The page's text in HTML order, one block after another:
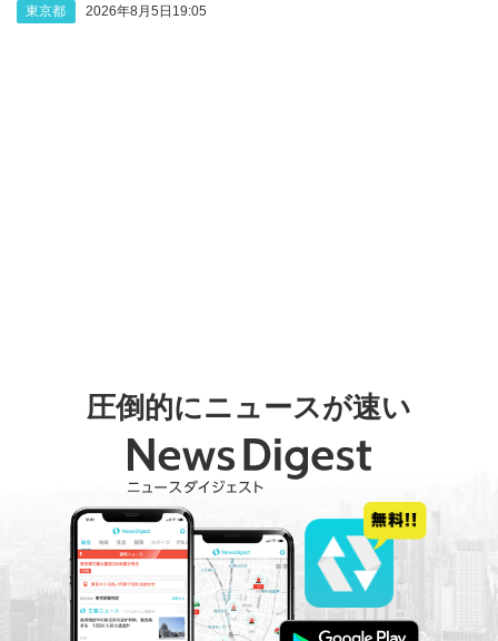
東京都 2026年8月5日19:05
圧倒的にニュースが速い